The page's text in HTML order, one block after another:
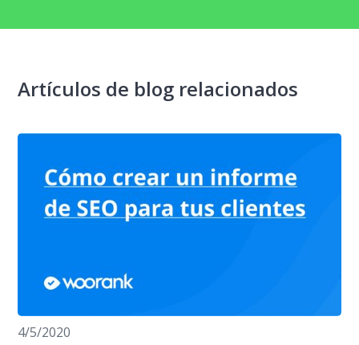
Artículos de blog relacionados
4/5/2020